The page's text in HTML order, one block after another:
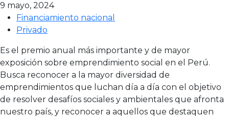
9 mayo, 2024
Financiamiento nacional
Privado
Es el premio anual más importante y de mayor
exposición sobre emprendimiento social en el Perú.
Busca reconocer a la mayor diversidad de
emprendimientos que luchan día a día con el objetivo
de resolver desafíos sociales y ambientales que afronta
nuestro país, y reconocer a aquellos que destaquen